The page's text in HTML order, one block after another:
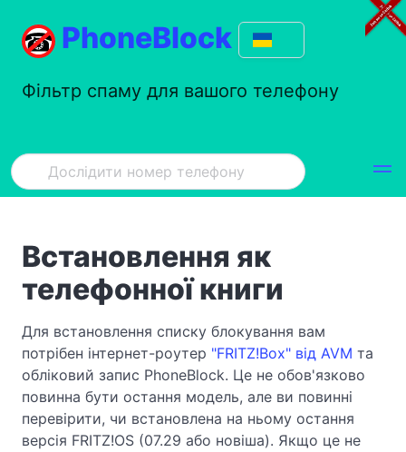
PhoneBlock
Фільтр спаму для вашого телефону
Встановлення як
телефонної книги
Для встановлення списку блокування вам
потрібен інтернет-роутер "FRITZ!Box" від AVM та
обліковий запис PhoneBlock. Це не обов'язково
повинна бути остання модель, але ви повинні
перевірити, чи встановлена на ньому остання
версія FRITZ!OS (07.29 або новіша). Якщо це не